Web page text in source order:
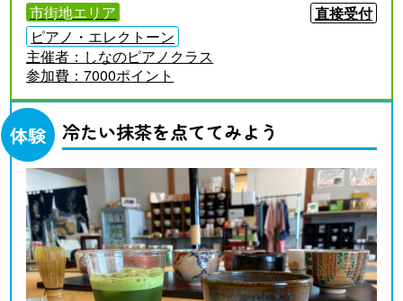
市街地エリア
直接受付
ピアノ・エレクトーン
主催者： しなのピアノクラス
参加費：7000ポイント
体験 冷たい抹茶を点ててみよう